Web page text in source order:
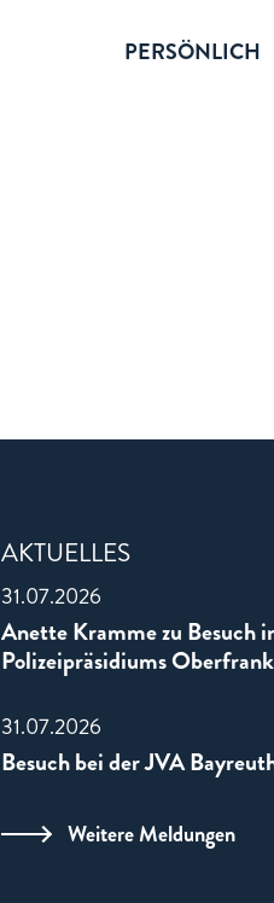
PERSÖNLICH
AKTUELLES
31.07.2026
Anette Kramme zu Besuch
Polizeipräsidiums
31.07.2026
Besuch bei der JVA
Weitere Meldungen